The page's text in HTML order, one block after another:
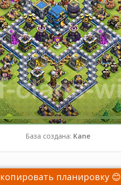
База создана: Kane
планировку 😊